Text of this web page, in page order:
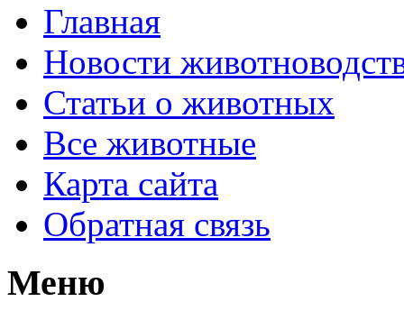
Главная
Новости
Статьи о животных
Все животные
Карта сайта
Обратная связь
Меню